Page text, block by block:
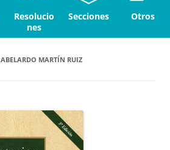
Resolucio
nes
Secciones Otros
ABELARDO MARTÍN RUIZ